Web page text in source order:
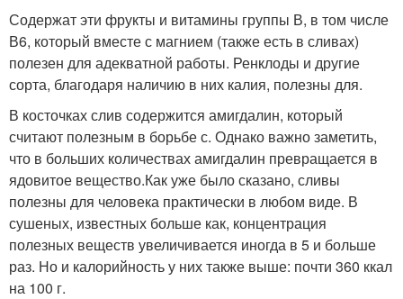
Содержат эти фрукты и витамины группы В, в том числе
В6, который вместе с магнием (также есть в сливах)
полезен для адекватной работы. Ренклоды и другие
сорта, благодаря наличию в них калия, полезны для.
В косточках слив содержится амигдалин, который
считают полезным в борьбе с. Однако важно заметить,
что в больших количествах амигдалин превращается в
ядовитое вещество.Как уже было сказано, сливы
полезны для человека практически в любом виде. В
сушеных, известных больше как, концентрация
полезных веществ увеличивается иногда в 5 и больше
раз. Но и калорийность у них также выше: почти 360 ккал
на 100 г.